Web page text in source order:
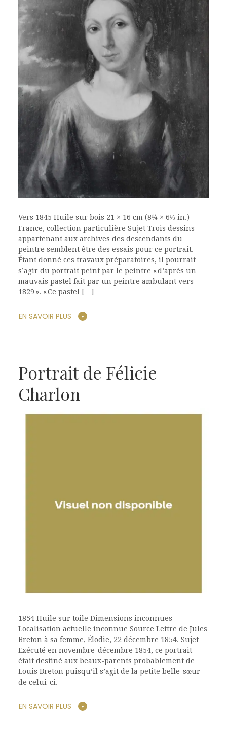
Vers 1845 Huile sur bois 21 × 16 cm (8¼ × 6⅓ in.)
France, collection particulière Sujet Trois dessins
appartenant aux archives des descendants du
peintre semblent être des essais pour ce portrait.
Étant donné ces travaux préparatoires, il pourrait
s’agir du portrait peint par le peintre « d’après un
mauvais pastel fait par un peintre ambulant vers
1829 ». « Ce pastel […]
EN SAVOIR PLUS
Portrait de Félicie
Charlon
1854 Huile sur toile Dimensions inconnues
Localisation actuelle inconnue Source Lettre de Jules
Breton à sa femme, Élodie, 22 décembre 1854. Sujet
Exécuté en novembre-décembre 1854, ce portrait
était destiné aux beaux-parents probablement de
Louis Breton puisqu’il s’agit de la petite belle-sœur
de celui-ci.
EN SAVOIR PLUS